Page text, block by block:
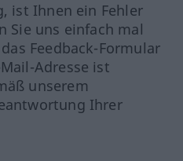
ist Ihnen ein Fehler
Sie uns einfach mal
Feedback-Formular
Adresse ist
unserem
Ihrer